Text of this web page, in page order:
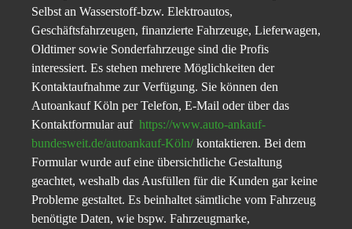
Selbst an Wasserstoff-bzw. Elektroautos,
Geschäftsfahrzeugen, finanzierte Fahrzeuge, Lieferwagen,
Oldtimer sowie Sonderfahrzeuge sind die Profis
interessiert. Es stehen mehrere Möglichkeiten der
Kontaktaufnahme zur Verfügung. Sie können den
Autoankauf Köln per Telefon, E-Mail oder über das
Kontaktformular auf https://www.auto-ankauf-
bundesweit.de/autoankauf-Köln/kontaktieren. Bei dem
Formular wurde auf eine übersichtliche Gestaltung
geachtet, weshalb das Ausfüllen für die Kunden gar keine
Probleme gestaltet. Es beinhaltet sämtliche vom Fahrzeug
benötigte Daten, wie bspw. Fahrzeugmarke,